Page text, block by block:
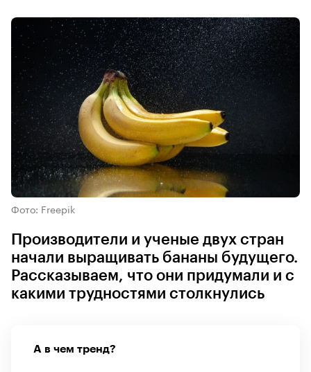
Фото: Freepik
Производители и ученые двух стран
начали выращивать бананы будущего.
Рассказываем, что они придумали и с
какими трудностями столкнулись
А в чем тренд?